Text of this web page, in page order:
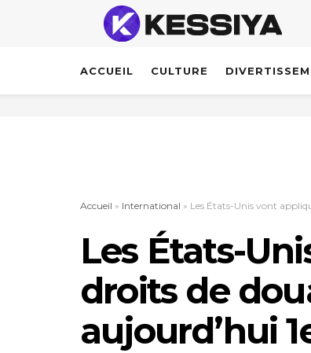
ACCUEIL CULTURE
Accueil » International » Les États-Unis vont
Les États-
droits de
aujourd’hui